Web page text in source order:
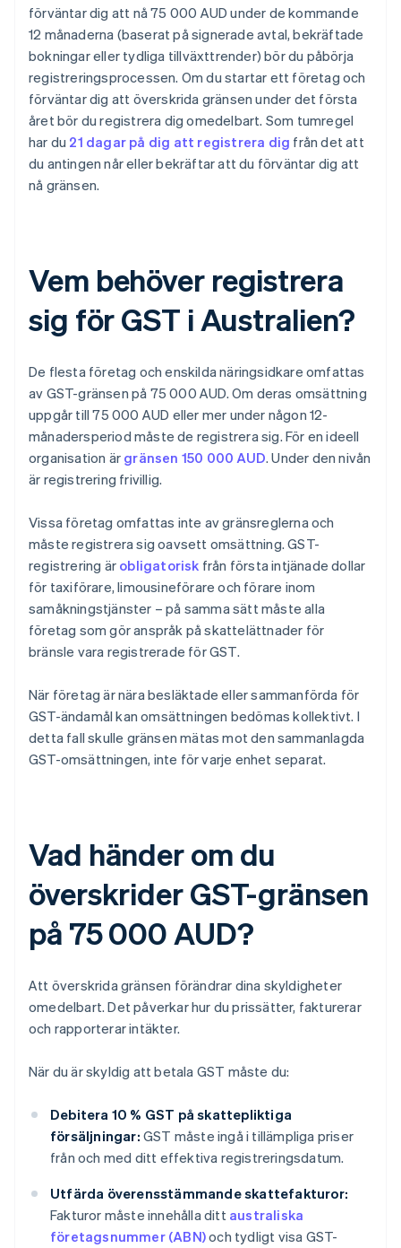
förväntar dig att nå 75 000 AUD under de kommande
12 månaderna (baserat på signerade avtal, bekräftade
bokningar eller tydliga tillväxttrender) bör du påbörja
registreringsprocessen. Om du startar ett företag och
förväntar dig att överskrida gränsen under det första
året bör du registrera dig omedelbart. Som tumregel
har du 21 dagar på dig att registrera dig från det att
du antingen når eller bekräftar att du förväntar dig att
nå gränsen.
Vem behöver registrera
sig för GST i Australien?
De flesta företag och enskilda näringsidkare omfattas
av GST-gränsen på 75 000 AUD. Om deras omsättning
uppgår till 75 000 AUD eller mer under någon 12-
månadersperiod måste de registrera sig. För en ideell
organisation är gränsen 150 000 AUD. Under den nivån
är registrering frivillig.
Vissa företag omfattas inte av gränsreglerna och
måste registrera sig oavsett omsättning. GST-
registrering är obligatorisk från första intjänade dollar
för taxiförare, limousineförare och förare inom
samåkningstjänster – på samma sätt måste alla
företag som gör anspråk på skattelättnader för
bränsle vara registrerade för GST.
När företag är nära besläktade eller sammanförda för
GST-ändamål kan omsättningen bedömas kollektivt. I
detta fall skulle gränsen mätas mot den sammanlagda
GST-omsättningen, inte för varje enhet separat.
Vad händer om du
överskrider GST-gränsen
på 75 000 AUD?
Att överskrida gränsen förändrar dina skyldigheter
omedelbart. Det påverkar hur du prissätter, fakturerar
och rapporterar intäkter.
När du är skyldig att betala GST måste du:
Debitera 10 % GST på skattepliktiga
försäljningar: GST måste ingå i tillämpliga priser
från och med ditt effektiva registreringsdatum.
Utfärda överensstämmande skattefakturor:
Fakturor måste innehålla ditt australiska
företagsnummer (ABN)och tydligt visa GST-